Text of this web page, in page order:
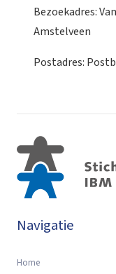
Bezoekadres:
Amstelveen
Postadres:
Navigatie
Home